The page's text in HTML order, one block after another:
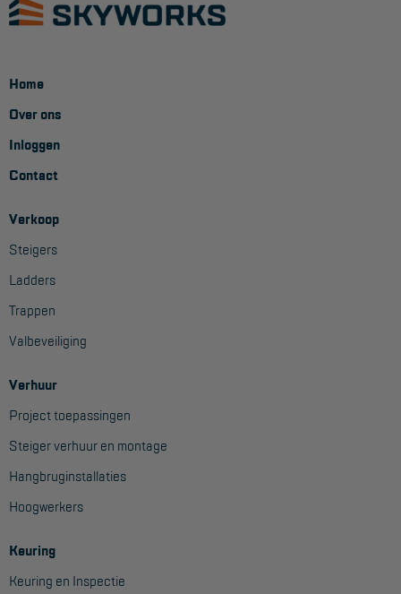
Home
Over ons
Inloggen
Contact
Verkoop
Steigers
Ladders
Trappen
Valbeveiliging
Verhuur
Project toepassingen
Steiger verhuur en montage
Hangbruginstallaties
Hoogwerkers
Keuring
Keuring en Inspectie